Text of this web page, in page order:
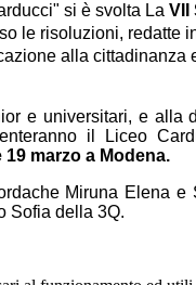
si è svolta La VII
le risoluzioni, redatte
alla cittadinanza
e universitari, e alla
il Liceo
19 marzo a Modena.
Miruna Elena e
Sofia della 3Q.